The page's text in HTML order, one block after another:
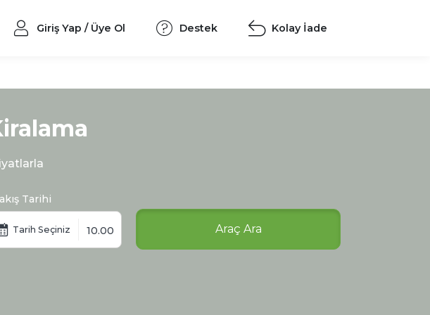
Giriş Yap / Üye Ol Destek Kolay İade
Tarihi
Araç Ara